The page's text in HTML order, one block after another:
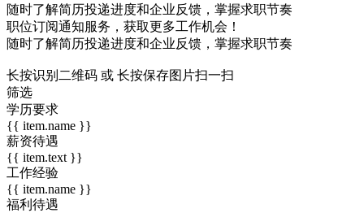
随时了解简历投递进度和企业反馈，掌握求职节奏
职位订阅通知服务，获取更多工作机会！
随时了解简历投递进度和企业反馈，掌握求职节奏
长按识别二维码 或 长按保存图片扫一扫
筛选
学历要求
{{ item.name }}
薪资待遇
{{ item.text }}
工作经验
{{ item.name }}
福利待遇